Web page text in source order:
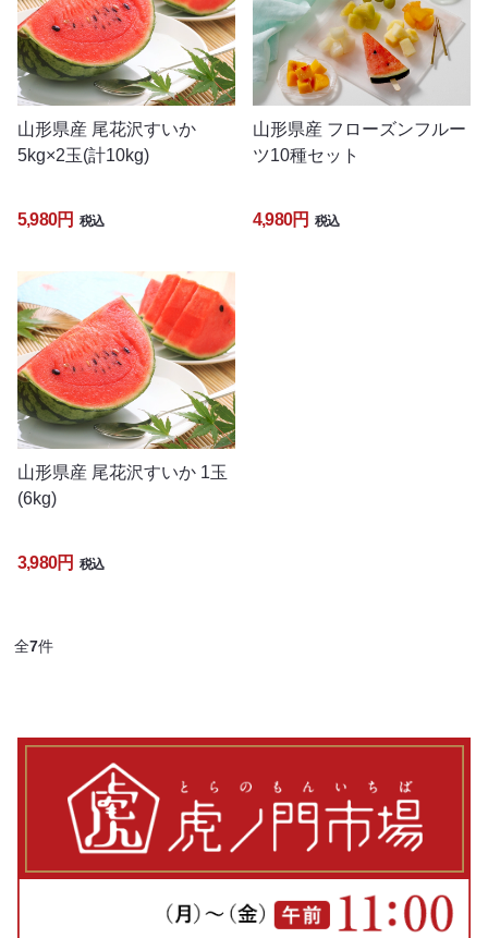
山形県産 尾花沢すいか
5kg×2玉(計10kg)
5,980円 税込
山形県産 フローズンフルー
ツ10種セット
4,980円 税込
山形県産 尾花沢すいか 1玉
(6kg)
3,980円 税込
全7件